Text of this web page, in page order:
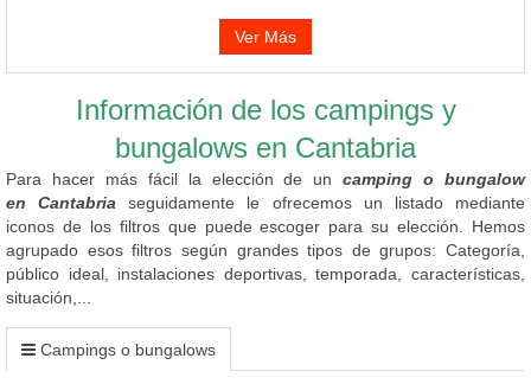
Ver Más
Información de los campings y
bungalows en Cantabria
Para hacer más fácil la elección de uncamping o bungalow
en Cantabria seguidamente le ofrecemos un listado mediante
iconos de los filtros que puede escoger para su elección. Hemos
agrupado esos filtros según grandes tipos de grupos: Categoría,
público ideal, instalaciones deportivas, temporada, características,
situación,...
Campings o bungalows